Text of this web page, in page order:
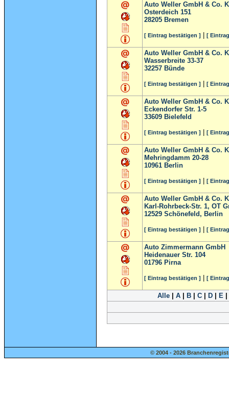
Auto Weller GmbH & Co.
Osterdeich 151
28205 Bremen
[ Eintrag bestätigen ] [
Auto Weller GmbH & Co.
Wasserbreite 33-37
32257 Bünde
[ Eintrag bestätigen ] [
Auto Weller GmbH & Co.
Eckendorfer Str. 1-5
33609 Bielefeld
[ Eintrag bestätigen ] [
Auto Weller GmbH & Co.
Mehringdamm 20-28
10961 Berlin
[ Eintrag bestätigen ] [
Auto Weller GmbH & Co.
Karl-Rohrbeck-Str. 1, OT
12529 Schönefeld, Berlin
[ Eintrag bestätigen ] [
Auto Zimmermann GmbH
Heidenauer Str. 104
01796 Pirna
[ Eintrag bestätigen ] [
Alle| A| B| C| D| E|
© 2004 - 2026